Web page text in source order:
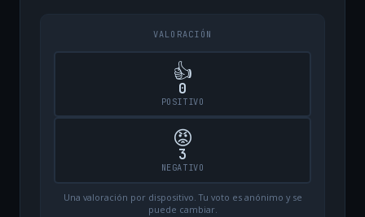
VALORACIÓN
👍
0
POSITIVO
😡
3
NEGATIVO
Una valoración por dispositivo. Tu voto es anónimo y se
puede cambiar.